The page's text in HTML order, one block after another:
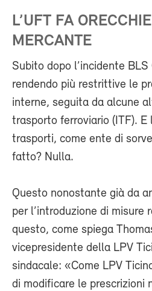
L’UFT FA
MERCANTE
Subito dopo l’incidente
rendendo più restrittive le
interne, seguita da alcune
trasporto ferroviario (ITF). E
trasporti, come ente di
fatto? Nulla.
Questo nonostante già da
per l’introduzione di misure
questo, come spiega
vicepresidente della LPV
sindacale: «Come LPV
di modificare le prescrizioni